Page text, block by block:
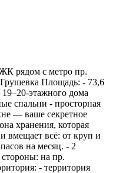
рядом с метро пр.
Площадь: - 73,6
этажного дома
спальни - просторная
— ваше секретное
хранения, которая
вмещает всё: от круп и
на месяц. - 2
на пр.
- территория